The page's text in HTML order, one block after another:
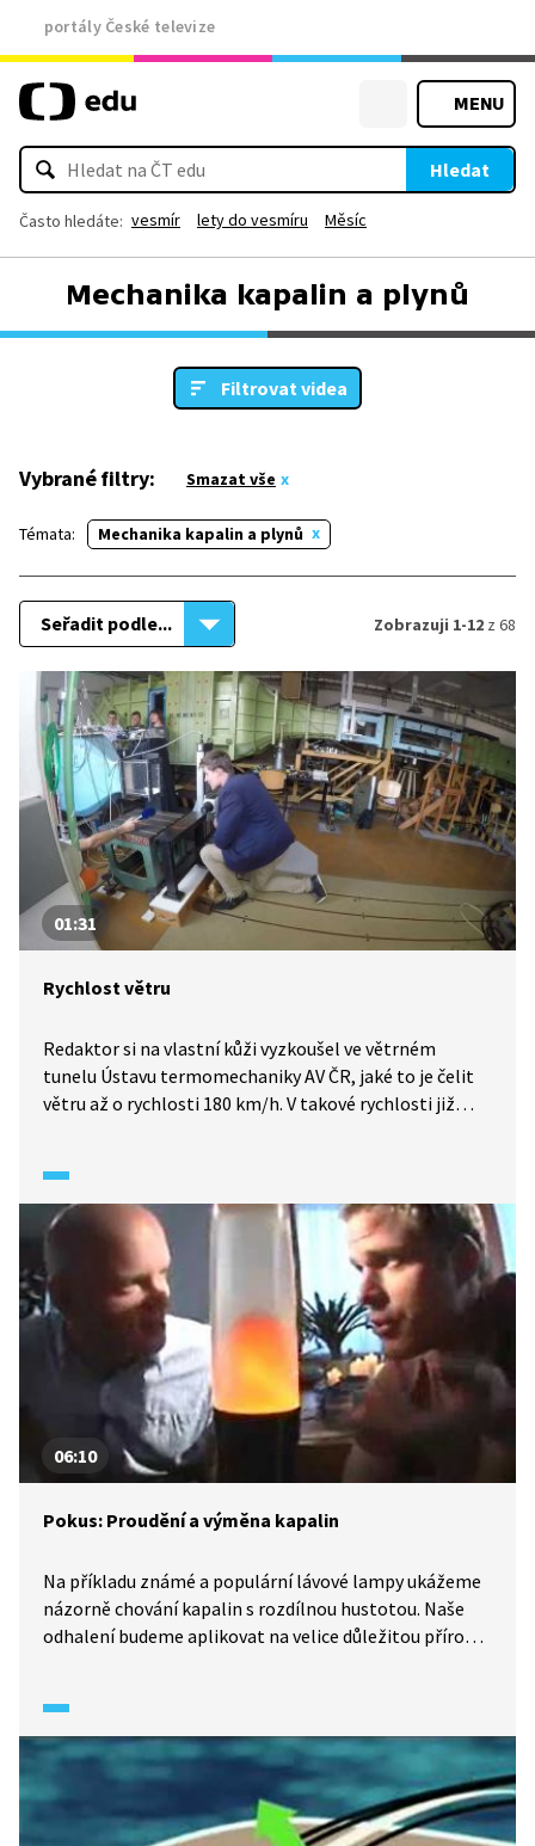
portály České televize
MENU
Hledat
Často hledáte: vesmír lety do vesmíru Měsíc
Mechanika kapalin a plynů
Filtrovat videa
Vybrané filtry: Smazat vše
Témata: Mechanika kapalin a plynů
Seřadit podle... Zobrazuji 1-12 z 68
01:31
Rychlost větru
Redaktor si na vlastní kůži vyzkoušel ve větrném
tunelu Ústavu termomechaniky AV ČR, jaké to je čelit
větru až o rychlosti 180 km/h. V takové rychlosti již
06:10
Pokus: Proudění a výměna kapalin
Na příkladu známé a populární lávové lampy ukážeme
názorně chování kapalin s rozdílnou hustotou. Naše
odhalení budeme aplikovat na velice důležitou přírodní
ze Stříbra nám také předvedou pokusy s výměnou
kapalin o různých hustotách.